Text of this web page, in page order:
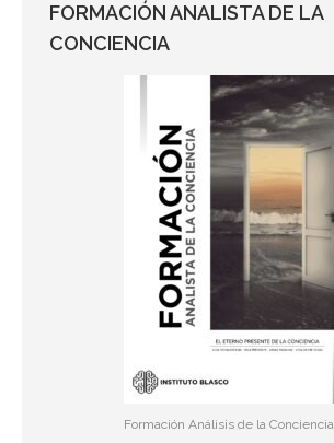
FORMACIÓN ANALISTA DE LA
CONCIENCIA
Formación Análisis de la Conciencia